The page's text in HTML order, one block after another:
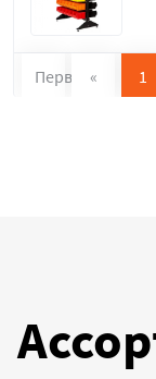
Первая « 1